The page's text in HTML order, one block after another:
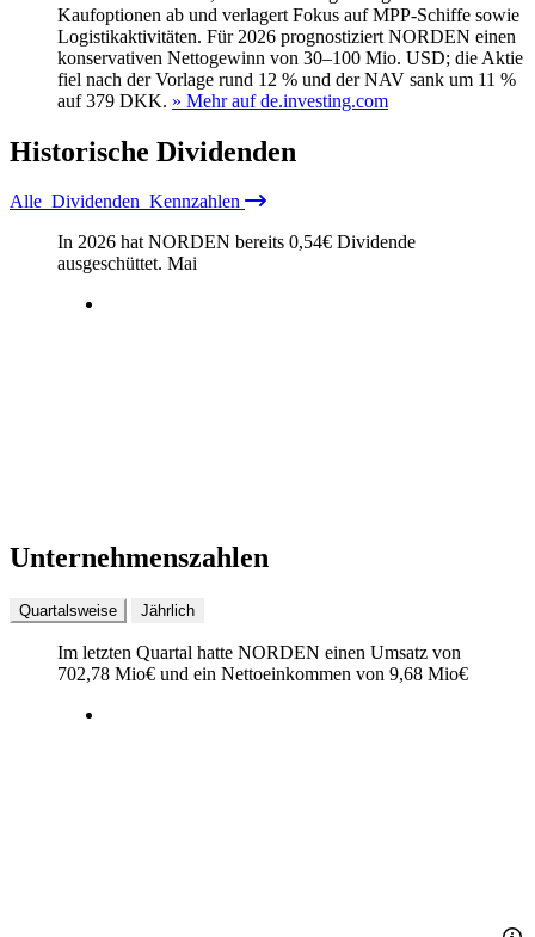
Kaufoptionen ab und verlagert Fokus auf MPP‑Schiffe sowie
Logistikaktivitäten. Für 2026 prognostiziert NORDEN einen
konservativen Nettogewinn von 30–100 Mio. USD; die Aktie
fiel nach der Vorlage rund 12 % und der NAV sank um 11 %
auf 379 DKK. » Mehr auf de.investing.com
Historische Dividenden
Alle Dividenden Kennzahlen
In 2026 hat NORDEN bereits 0,54€ Dividende
ausgeschüttet. Mai
Unternehmenszahlen
Quartalsweise Jährlich
Im letzten Quartal hatte NORDEN einen Umsatz von
702,78 Mio€ und ein Nettoeinkommen von 9,68 Mio€